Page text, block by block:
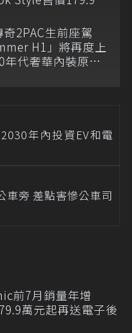
2PAC生前座駕
H1」將再度上
代奢華內裝原汁
年內投資EV和電
車旁 差點害慘公車司
前7月銷量年增
萬元起再送電子後